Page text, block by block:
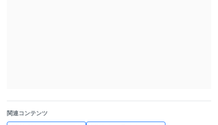
関連コンテンツ